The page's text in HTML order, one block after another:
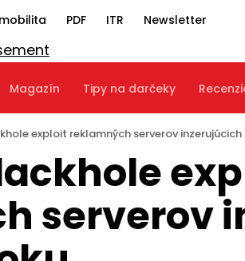
PDF ITR Newsletter
Magazín Tipy na darčeky
exploit reklamných serverov
serverov